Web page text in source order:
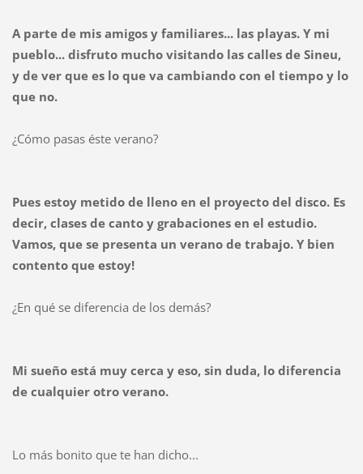
A parte de mis amigos y familiares... las playas. Y mi
pueblo... disfruto mucho visitando las calles de Sineu,
y de ver que es lo que va cambiando con el tiempo y lo
que no.
¿Cómo pasas éste verano?
Pues estoy metido de lleno en el proyecto del disco. Es
decir, clases de canto y grabaciones en el estudio.
Vamos, que se presenta un verano de trabajo. Y bien
contento que estoy!
¿En qué se diferencia de los demás?
Mi sueño está muy cerca y eso, sin duda, lo diferencia
de cualquier otro verano.
Lo más bonito que te han dicho...